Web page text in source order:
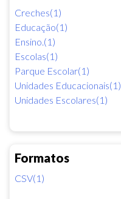
Creches(1)
Educação(1)
Ensino.(1)
Escolas(1)
Parque Escolar(1)
Unidades Educacionais(1)
Unidades Escolares(1)
Formatos
CSV(1)